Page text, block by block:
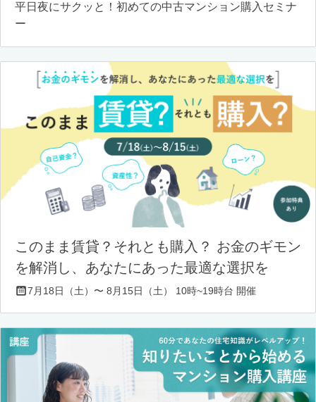
平日夜にサクッと！初めての中古マンション購入セミナ
ー
このまま賃貸？それとも購入？ お金のギモン
を解消し、あなたにあった最適な選択を
7月18日（土）〜 8月15日（土） 10時~19時台 開催